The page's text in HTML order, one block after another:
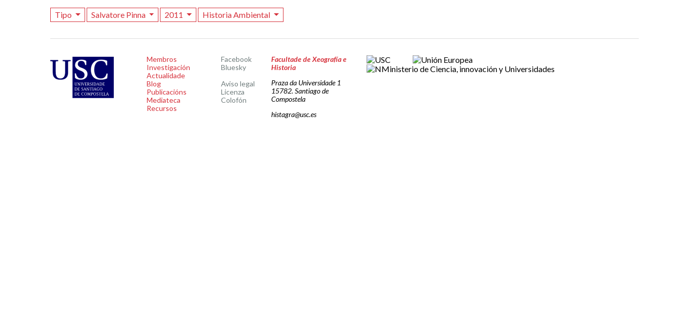
Tipo Salvatore Pinna 2011 Historia Ambiental
Membros
Investigación
Actualidade
Blog
Publicacións
Mediateca
Recursos
Facebook
Bluesky
Aviso legal
Licenza
Colofón
Facultade de Xeografía e
Historia
Praza da Universidade 1
15782. Santiago de
Compostela
histagra@usc.es